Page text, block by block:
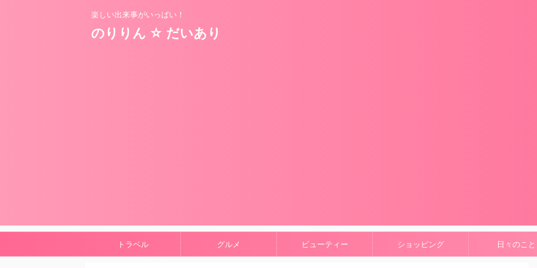
楽しい出来事がいっぱい！
のりりん ☆ だいあり
トラベル グルメ ビューティー ショッピング 日々のこと